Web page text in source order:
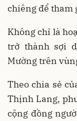
chiêng để tham
Không chỉ là
trở thành sợi
Mường trên
Theo chia sẻ
Thịnh Lang,
cộng đồng